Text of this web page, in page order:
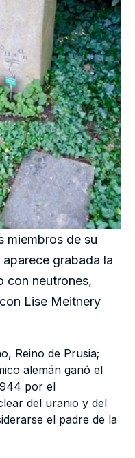
miembros de su
grabada la
con neutrones,
Lise Meitnery
Reino de Prusia;
alemán ganó el
por el
del uranio y del
el padre de la